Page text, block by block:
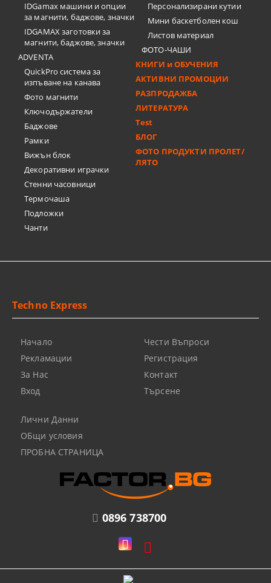
IDGamax машини и опции
за магнити, баджове, значки
IDGAMAX заготовки за
магнити, баджове, значки
ADVENTA
QuickPro система за
изпъване на канава
Фото магнити
Ключодържатели
Баджове
Рамки
Вижън блок
Декоративни играчки
Стенни часовници
Термочашa
Подложки
Чанти
Персонализирани кутии
Мини баскетболен кош
Листов материал
ФОТО-ЧАШИ
КНИГИ и ОБУЧЕНИЯ
АКТИВНИ ПРОМОЦИИ
РАЗПРОДАЖБА
ЛИТЕРАТУРА
Test
БЛОГ
ФОТО ПРОДУКТИ ПРОЛЕТ/
ЛЯТО
0896 738700
Techno Express
Начало
Рекламации
За Нас
Вход
Чести Въпроси
Регистрация
Контакт
Търсене
Лични Данни
ОБщи условия
ПРОБНА СТРАНИЦА